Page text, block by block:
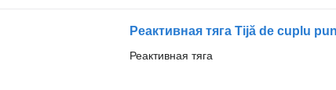
Реактивная тяга